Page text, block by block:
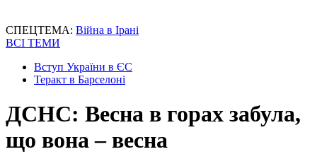
СПЕЦТЕМА: Війна в Ірані
ВСІ ТЕМИ
Вступ України в ЄС
Теракт в Барселоні
ДСНС: Весна в горах забула,
що вона – весна